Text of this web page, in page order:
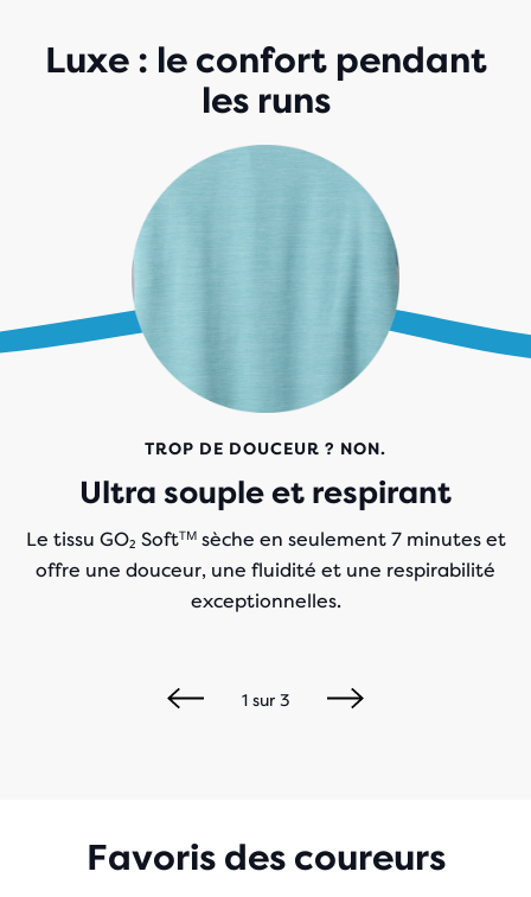
Luxe : le confort pendant
les runs
TROP DE DOUCEUR ? NON.
Ultra souple et respirant
Le tissu GO₂ Softᵀᴹ sèche en seulement 7 minutes et
offre une douceur, une fluidité et une respirabilité
exceptionnelles.
1sur 3
Favoris des coureurs